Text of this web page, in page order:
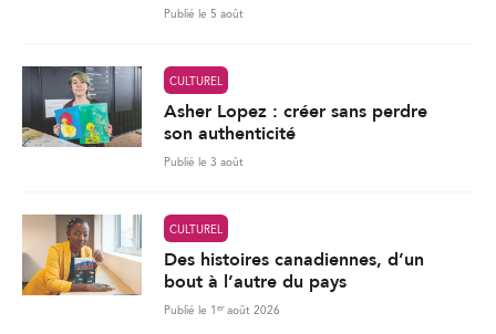
Publié le 5 août
CULTUREL
Asher Lopez : créer sans perdre
son authenticité
Publié le 3 août
CULTUREL
Des histoires canadiennes, d’un
bout à l’autre du pays
Publié le 1 er août 2026